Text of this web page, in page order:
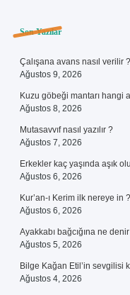
Sidebar
Son Yazılar
Çalışana avans nasıl verilir ?
Ağustos 9, 2026
Kuzu göbeği mantarı hangi
Ağustos 8, 2026
Mutasavvıf nasıl yazılır ?
Ağustos 7, 2026
Erkekler kaç yaşında aşık
Ağustos 6, 2026
Kur’an-ı Kerim ilk nereye in ?
Ağustos 6, 2026
Ayakkabı bağcığına ne
Ağustos 5, 2026
Bilge Kağan Etil’in sevgilisi
Ağustos 4, 2026